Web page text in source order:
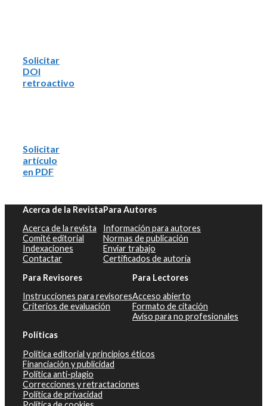
Solicitar
DOI
retroactivo
Solicitar
artículo
en PDF
Acerca de la Revista
Acerca de la revista
Comité editorial
Indexaciones
Contactar
Para Autores
Información para autores
Normas de publicación
Enviar trabajo
Certificados de autoría
Para Revisores
Instrucciones para revisores
Criterios de evaluación
Para Lectores
Acceso abierto
Formato de citación
Aviso para no profesionales
Políticas
Política editorial y principios éticos
Financiación y publicidad
Política anti-plagio
Correcciones y retractaciones
Política de privacidad